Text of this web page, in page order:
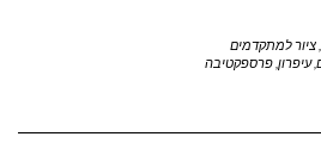
ציור למתקדמים
,עיפרון, פרספקטיבה